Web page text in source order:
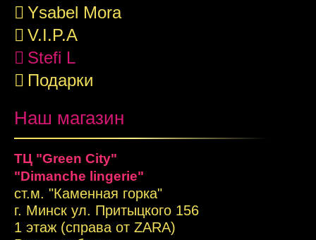
Ysabel Mora
V.I.P.A
Stefi L
Подарки
Наш магазин
ТЦ "Green City"
"Dimanche lingerie"
ст.м. "Каменная горка"
г. Минск ул. Притыцкого 156
1 этаж (справа от ZARA)